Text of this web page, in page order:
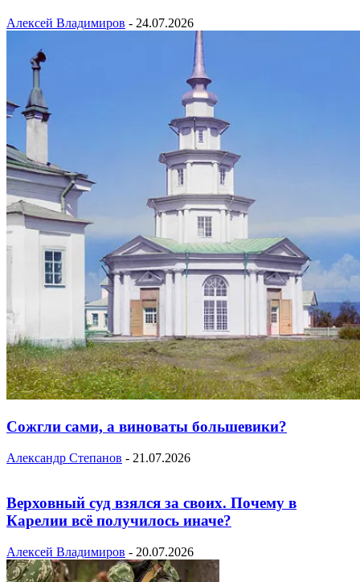
Алексей Владимиров - 24.07.2026
Сожгли сами, а виноваты большевики?
Александр Степанов - 21.07.2026
Верховный суд взялся за своих. Почему в
Карелии всё получилось иначе?
Алексей Владимиров - 20.07.2026